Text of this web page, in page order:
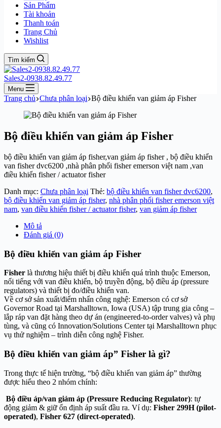
Sản Phẩm
Tài khoản
Thanh toán
Trang Chủ
Wishlist
Tìm kiếm
Sales2-0938.82.49.77
Menu
Trang chủ Chưa phân loại Bộ điều khiển van giảm áp Fisher
Bộ điều khiển van giảm áp Fisher
bộ điều khiển van giảm áp fisher,van giảm áp fisher , bộ điều khiển
van fisher dvc6200 ,nhà phân phối fisher emerson việt nam ,van
điều khiển fisher / actuator fisher
Danh mục: Chưa phân loại Thẻ: bộ điều khiển van fisher dvc6200,
bộ điều khiển van giảm áp fisher, nhà phân phối fisher emerson việt
nam, van điều khiển fisher / actuator fisher, van giảm áp fisher
Mô tả
Đánh giá (0)
Bộ điều khiển van giảm áp Fisher
Fisher là thương hiệu thiết bị điều khiển quá trình thuộc Emerson,
nổi tiếng với van điều khiển, bộ truyền động, bộ điều áp (pressure
regulators) và thiết bị đo/điều khiển van.
Về cơ sở sản xuất/điểm nhấn công nghệ: Emerson có cơ sở
Governor Road tại Marshalltown, Iowa (USA) tập trung gia công –
lắp ráp van đặt hàng theo dự án (engineered-to-order valves) và phụ
tùng, và cũng có Innovation/Solutions Center tại Marshalltown phục
vụ thử nghiệm – trình diễn công nghệ Fisher.
Bộ điều khiển van giảm áp” Fisher là gì?
Trong thực tế hiện trường, “bộ điều khiển van giảm áp” thường
được hiểu theo 2 nhóm chính:
Bộ điều áp/van giảm áp (Pressure Reducing Regulator): tự
động giảm & giữ ổn định áp suất đầu ra. Ví dụ: Fisher 299H (pilot-
operated), Fisher 627 (direct-operated).